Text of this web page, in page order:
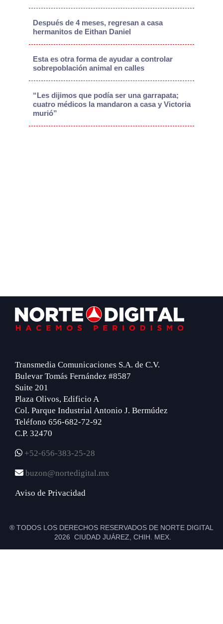
Después de 4 meses, regresan a casa
hermanitos de Eithan Daniel
Esta es otra forma de ayudar a controlar
sobrepoblación animal en calles
“Les dijimos que podía ser una garrapata;
cuatro médicos la mandaron a casa y Victoria
murió”
Footer
Transmedia Comunicaciones S.A. de C.V.
Bulevar Tomás Fernández #8587
Suite 201
Plaza Olivos, Edificio A
Col. Parque Industrial Antonio J. Bermúdez
Teléfono 656-682-72-92
C.P. 32470
+52-656-383-25-28
buzon@nortedigital.mx
Aviso de Privacidad
® TODOS LOS DERECHOS RESERVADOS DE NORTE DIGITAL
2026 CIUDAD JUÁREZ, CHIH. MEX.